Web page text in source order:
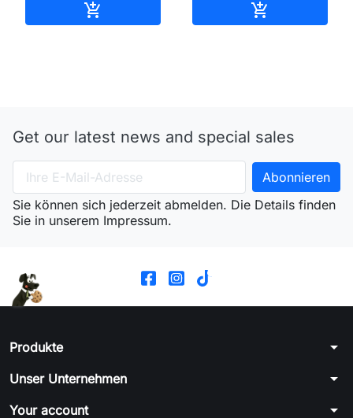
 
Get our latest news and special sales
Sie können sich jederzeit abmelden. Die Details finden
Sie in unserem Impressum.
Produkte arrow_drop_down
Unser Unternehmen arrow_drop_down
Your account arrow_drop_down